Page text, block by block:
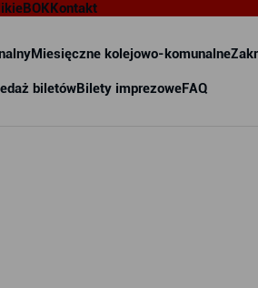
Miesięczne kolejowo-komunalne
biletówBilety imprezoweFAQ
eBOKKontakt